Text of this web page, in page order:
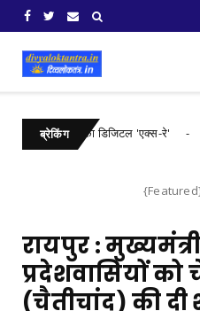
ब्रेकिंग
खरीफ फसलों का डिजिटल 'एक्स-रे'
रायपुर :
प्रदेशवासियों को
(चैतीचांद) की